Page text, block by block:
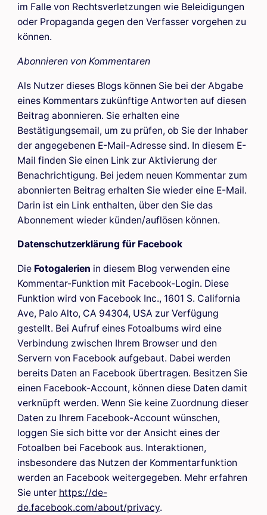
im Falle von Rechtsverletzungen wie Beleidigungen
oder Propaganda gegen den Verfasser vorgehen zu
können.
Abonnieren von Kommentaren
Als Nutzer dieses Blogs können Sie bei der Abgabe
eines Kommentars zukünftige Antworten auf diesen
Beitrag abonnieren. Sie erhalten eine
Bestätigungsemail, um zu prüfen, ob Sie der Inhaber
der angegebenen E-Mail-Adresse sind. In diesem E-
Mail finden Sie einen Link zur Aktivierung der
Benachrichtigung. Bei jedem neuen Kommentar zum
abonnierten Beitrag erhalten Sie wieder eine E-Mail.
Darin ist ein Link enthalten, über den Sie das
Abonnement wieder künden/auflösen können.
Datenschutzerklärung für Facebook
Die Fotogalerien in diesem Blog verwenden eine
Kommentar-Funktion mit Facebook-Login. Diese
Funktion wird von Facebook Inc., 1601 S. California
Ave, Palo Alto, CA 94304, USA zur Verfügung
gestellt. Bei Aufruf eines Fotoalbums wird eine
Verbindung zwischen Ihrem Browser und den
Servern von Facebook aufgebaut. Dabei werden
bereits Daten an Facebook übertragen. Besitzen Sie
einen Facebook-Account, können diese Daten damit
verknüpft werden. Wenn Sie keine Zuordnung dieser
Daten zu Ihrem Facebook-Account wünschen,
loggen Sie sich bitte vor der Ansicht eines der
Fotoalben bei Facebook aus. Interaktionen,
insbesondere das Nutzen der Kommentarfunktion
werden an Facebook weitergegeben. Mehr erfahren
Sie unter https://de-
de.facebook.com/about/privacy.